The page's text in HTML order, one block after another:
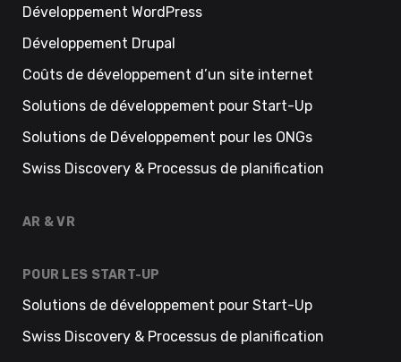
Développement WordPress
Développement Drupal
Coûts de développement d’un site internet
Solutions de développement pour Start-Up
Solutions de Développement pour les ONGs
Swiss Discovery & Processus de planification
AR & VR
POUR LES START-UP
Solutions de développement pour Start-Up
Swiss Discovery & Processus de planification